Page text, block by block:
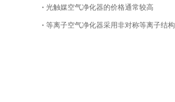
光触媒空气净化器的价格通常较高
等离子空气净化器采用非对称等离子结构